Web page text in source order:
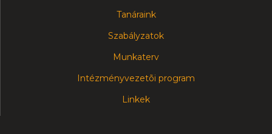
Tanáraink
Szabályzatok
Munkaterv
Intézményvezetõi program
Linkek